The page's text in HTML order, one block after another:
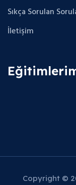
Sıkça Sorulan
İletişim
Copyright ©